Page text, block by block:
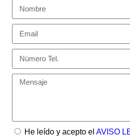
He leído y acepto el AVISO